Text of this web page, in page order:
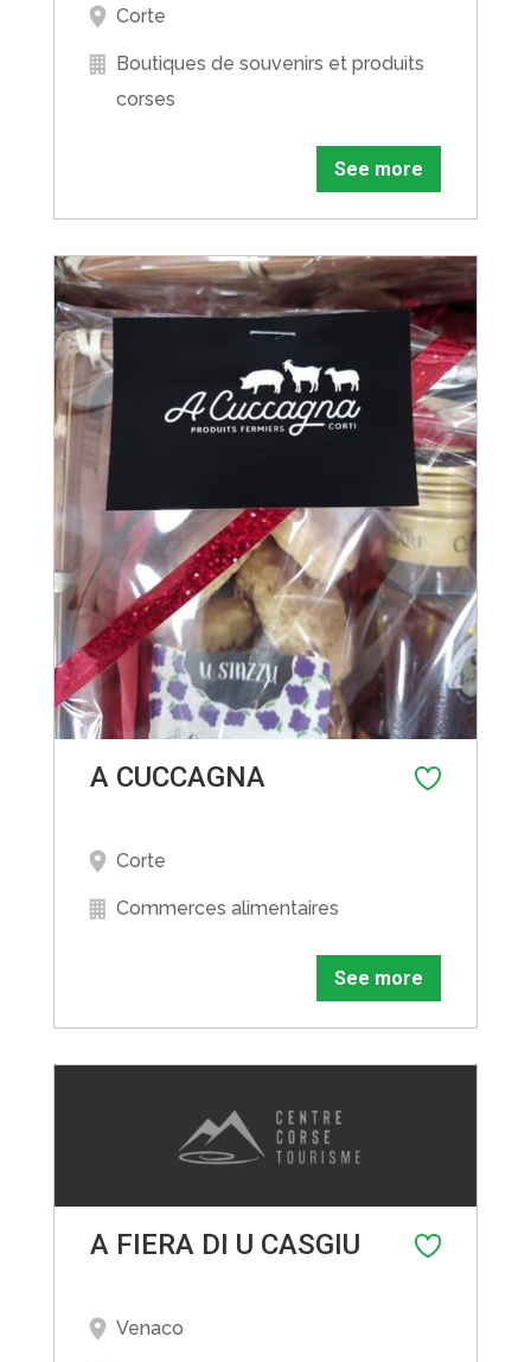
Corte
Boutiques de souvenirs et produits
corses
See more
A CUCCAGNA
Corte
Commerces alimentaires
See more
A FIERA DI U CASGIU
Venaco